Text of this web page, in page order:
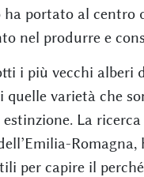
ha portato al
nel produrre e
i più vecchi alberi
quelle varietà che
La
Romagna,
per capire il